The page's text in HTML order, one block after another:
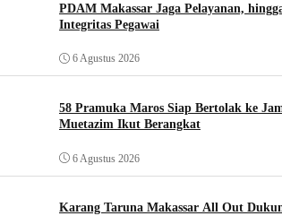
PDAM Makassar Jaga Pelayanan,
Integritas Pegawai
6 Agustus 2026
58 Pramuka Maros Siap Bertolak ke
Muetazim Ikut Berangkat
6 Agustus 2026
Karang Taruna Makassar All Out